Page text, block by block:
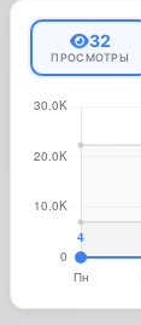
32
ПРОСМОТРЫ